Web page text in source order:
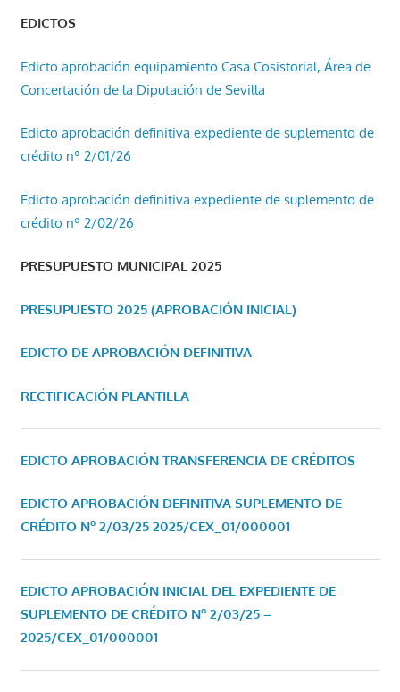
EDICTOS
Edicto aprobación equipamiento Casa Cosistorial, Área de
Concertación de la Diputación de Sevilla
Edicto aprobación definitiva expediente de suplemento de
crédito nº 2/01/26
Edicto aprobación definitiva expediente de suplemento de
crédito nº 2/02/26
PRESUPUESTO MUNICIPAL 2025
PRESUPUESTO 2025 (APROBACIÓN INICIAL)
EDICTO DE APROBACIÓN DEFINITIVA
RECTIFICACIÓN PLANTILLA
EDICTO APROBACIÓN TRANSFERENCIA DE CRÉDITOS
EDICTO APROBACIÓN DEFINITIVA SUPLEMENTO DE
CRÉDITO Nº 2/03/25 2025/CEX_01/000001
EDICTO APROBACIÓN INICIAL DEL EXPEDIENTE DE
SUPLEMENTO DE CRÉDITO Nº 2/03/25 –
2025/CEX_01/000001